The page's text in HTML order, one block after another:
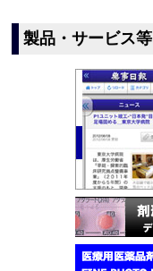
製品・サービス等